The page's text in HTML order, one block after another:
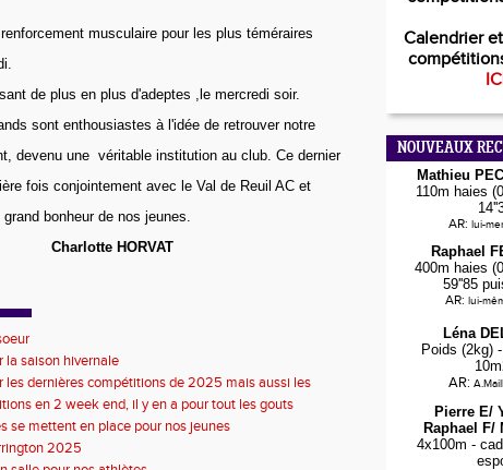
musculaire pour les plus téméraires
de plus en plus d'adeptes ,le mercredi soir.
sont enthousiastes à l'idée de retrouver notre
devenu une
  véritable institution au club. Ce dernier
fois conjointement avec le Val de Reuil AC et
grand
bonheur de nos jeunes.
HORVAT
la saison hivernale
les dernières compétitions de 2025 mais aussi les
de 2026en 2 week end, il y en a pour tout les gouts
se mettent en place pour nos jeunes
2025
Calendrier
NOUVEAUX
Mathieu
110m haies
AR: lui-
Raphael
400m haies
59''85
AR: lui-
Léna
Poids (2kg)
AR:
Pierre E/
Raphael F/
4x100m -